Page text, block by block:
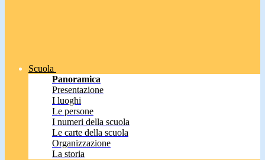
Scuola
Panoramica
Presentazione
I luoghi
Le persone
I numeri della scuola
Le carte della scuola
Organizzazione
La storia